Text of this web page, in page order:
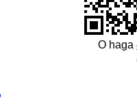
O haga